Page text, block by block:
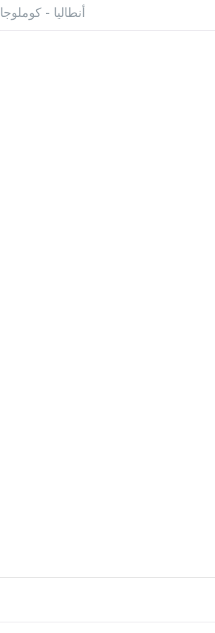
أنطاليا - كوملوجا